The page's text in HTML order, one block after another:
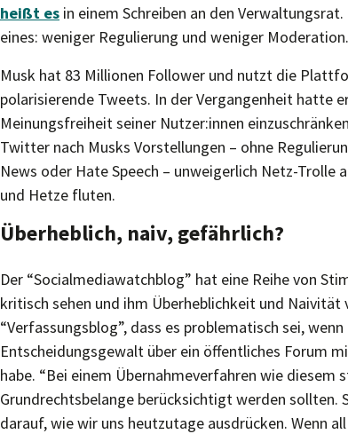
heißt es in einem Schreiben an den
eines: weniger Regulierung und weniger Moderation.
Musk hat 83 Millionen Follower und nutzt die
polarisierende Tweets. In der Vergangenheit hatte
Meinungsfreiheit seiner Nutzer:innen
Twitter nach Musks Vorstellungen – ohne
News oder Hate Speech – unweigerlich Netz-
und Hetze fluten.
Überheblich, naiv, gefährlich?
Der “Socialmediawatchblog” hat eine Reihe von
kritisch sehen und ihm Überheblichkeit und
“Verfassungsblog”, dass es problematisch sei,
Entscheidungsgewalt über ein öffentliches Forum
habe. “Bei einem Übernahmeverfahren wie diesem
Grundrechtsbelange berücksichtigt werden sollten.
darauf, wie wir uns heutzutage ausdrücken. Wenn